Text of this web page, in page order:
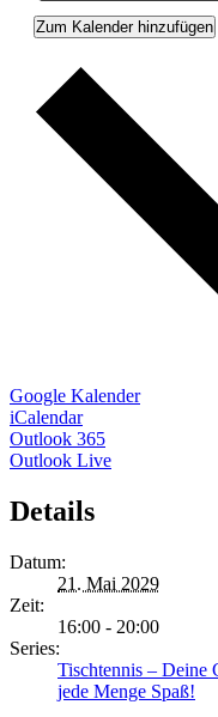
Zum Kalender hinzufügen
Google Kalender
iCalendar
Outlook 365
Outlook Live
Details
Datum:
21. Mai 2029
Zeit:
16:00 - 20:00
Series:
Tischtennis – Deine
jede Menge Spaß!